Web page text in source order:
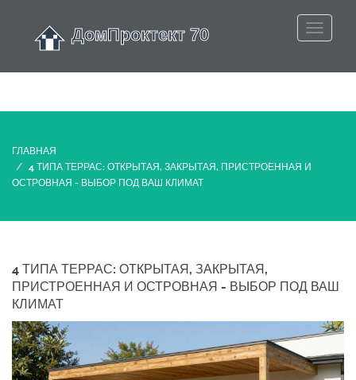
ГЛАВНАЯ
4 ТИПА ТЕРРАС: ОТКРЫТАЯ, ЗАКРЫТАЯ, ПРИСТРОЕННАЯ И
ОСТРОВНАЯ - ВЫБОР ПОД ВАШ КЛИМАТ
4 ТИПА ТЕРРАС: ОТКРЫТАЯ, ЗАКРЫТАЯ,
ПРИСТРОЕННАЯ И ОСТРОВНАЯ - ВЫБОР ПОД ВАШ
КЛИМАТ